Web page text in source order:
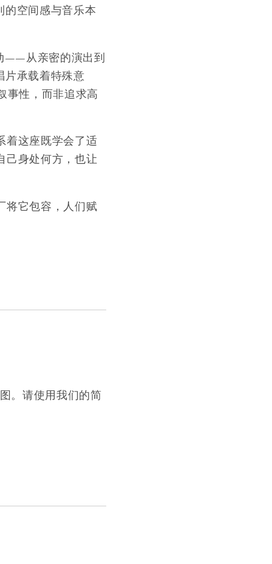
空间感与音乐本
——从亲密的演出到
承载着特殊意
事性，而非追求高
着这座既学会了适
己身处何方，也让
将它包容，人们赋
。请使用我们的简